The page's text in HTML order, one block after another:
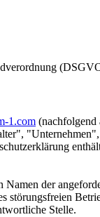
1.com
Namen der
störungsfreien
Stelle.